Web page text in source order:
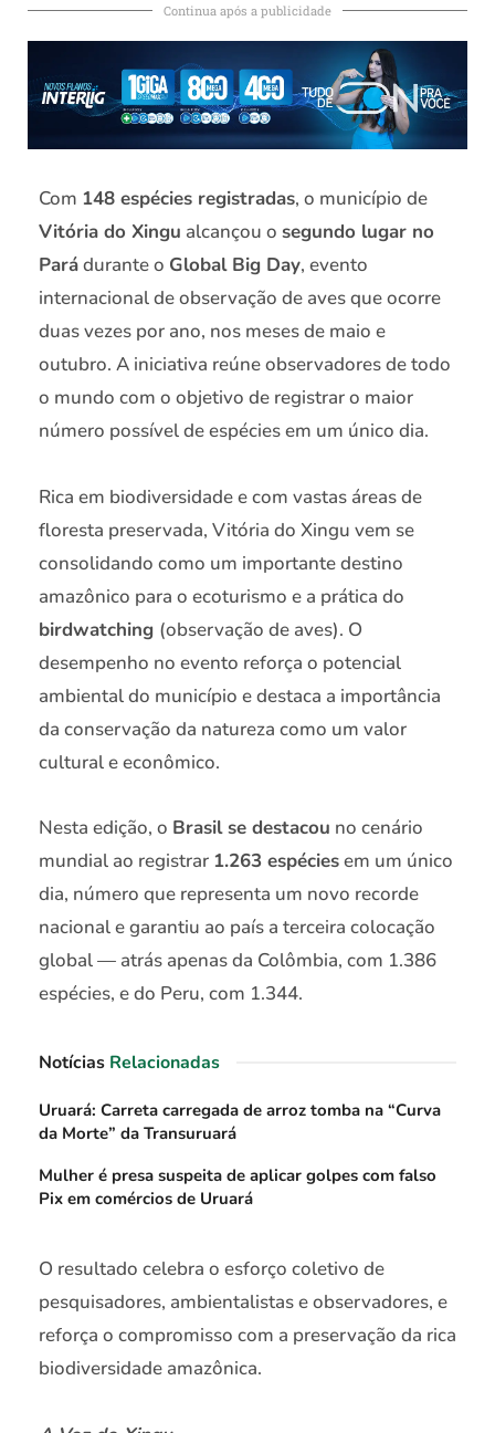
Continua após a publicidade
Com 148 espécies registradas, o município de
Vitória do Xingu alcançou o segundo lugar no
Parádurante o Global Big Day, evento
internacional de observação de aves que ocorre
duas vezes por ano, nos meses de maio e
outubro. A iniciativa reúne observadores de todo
o mundo com o objetivo de registrar o maior
número possível de espécies em um único dia.
Rica em biodiversidade e com vastas áreas de
floresta preservada, Vitória do Xingu vem se
consolidando como um importante destino
amazônico para o ecoturismo e a prática do
birdwatching (observação de aves). O
desempenho no evento reforça o potencial
ambiental do município e destaca a importância
da conservação da natureza como um valor
cultural e econômico.
Nesta edição, o Brasil se destacou no cenário
mundial ao registrar 1.263 espéciesem um único
dia, número que representa um novo recorde
nacional e garantiu ao país a terceira colocação
global — atrás apenas da Colômbia, com 1.386
espécies, e do Peru, com 1.344.
Notícias Relacionadas
Uruará: Carreta carregada de arroz tomba na “Curva
da Morte” da Transuruará
Mulher é presa suspeita de aplicar golpes com falso
Pix em comércios de Uruará
O resultado celebra o esforço coletivo de
pesquisadores, ambientalistas e observadores, e
reforça o compromisso com a preservação da rica
biodiversidade amazônica.